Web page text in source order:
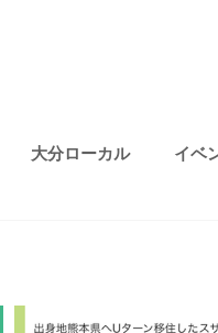
大分ローカル イベ